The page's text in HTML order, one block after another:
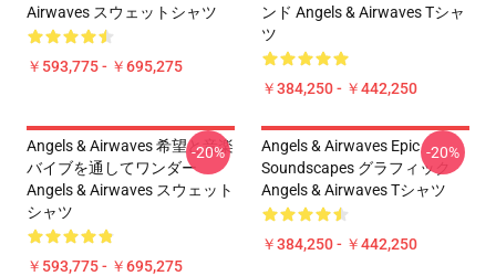
Airwaves スウェットシャツ
￥593,775 - ￥695,275
ンド Angels & Airwaves Tシャ
ツ
￥384,250 - ￥442,250
Angels & Airwaves 希望と音楽
バイブを通してワンダー
Angels & Airwaves スウェット
シャツ
￥593,775 - ￥695,275
-20%
Angels & Airwaves Epic
Soundscapes グラフィック
Angels & Airwaves Tシャツ
￥384,250 - ￥442,250
-20%